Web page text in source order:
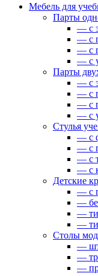
Мебель для
Парты
— c
— c
— c
— c
Парты
— c
— c
— c
— c
Стулья
— c
— c
— c
— c
Детские
— с
—
—
—
Столы
—
—
—